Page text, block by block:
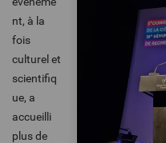
nt, à la
fois
culturel et
scientifiq
ue, a
accueilli
plus de